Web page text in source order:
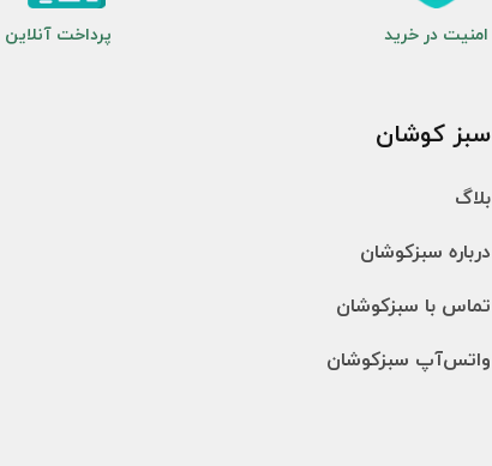
امنیت در خرید پرداخت آنلاین
سبز کوشان
بلاگ
درباره سبزکوشان
تماس با سبزکوشان
واتس‌آپ سبزکوشان